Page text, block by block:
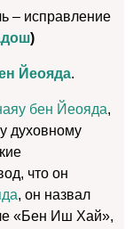
– исправление
)
Йеояда.
бен Йеояда,
духовному
что он
, он назвал
«Бен Иш Хай»,